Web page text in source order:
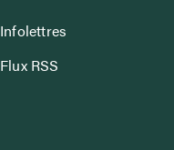
Infolettres
Flux RSS